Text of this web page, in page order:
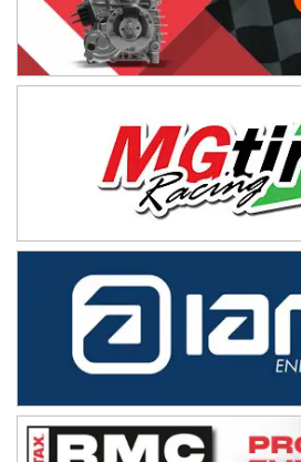
Avellaneda (Santa Fe)
SUR SANTAFESINO - F4
José Samuel Sánchez (Tierra)
TUCUMANO - F5
Juan Navarro (Asfalto)
El Timbó (Tucumán)